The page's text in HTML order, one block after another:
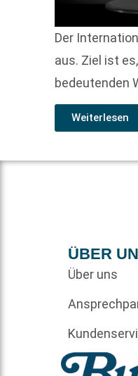
Der
aus. Ziel ist
bedeutenden
Weiterlesen
ÜBER
Über uns